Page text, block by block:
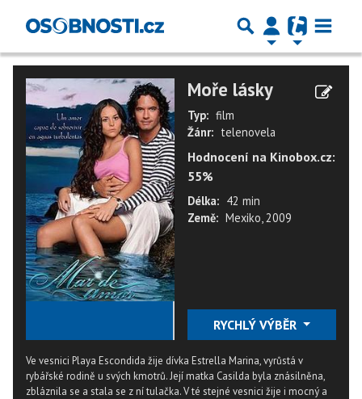
Moře lásky
Typ: film
Žánr: telenovela
Hodnocení na Kinobox.cz:
55%
Délka: 42 min
Země: Mexiko, 2009
RYCHLÝ VÝBĚR
Ve vesnici Playa Escondida žije dívka Estrella Marina, vyrůstá v
rybářské rodině u svých kmotrů. Její matka Casilda byla znásilněna,
zbláznila se a stala se z ní tulačka. V té stejné vesnici žije i mocný a